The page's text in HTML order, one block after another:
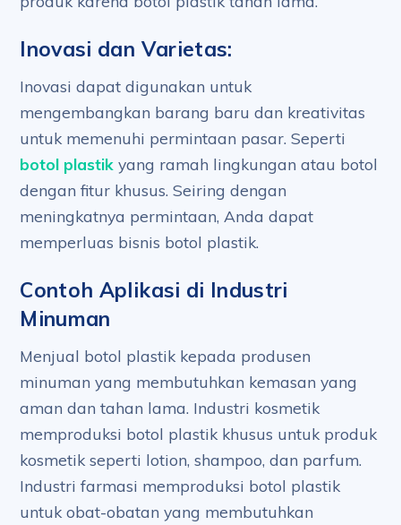
Inovasi dan Varietas:
Inovasi dapat digunakan untuk
mengembangkan barang baru dan kreativitas
untuk memenuhi permintaan pasar. Seperti
botol plastik yang ramah lingkungan atau botol
dengan fitur khusus. Seiring dengan
meningkatnya permintaan, Anda dapat
memperluas bisnis botol plastik.
Contoh Aplikasi di Industri
Minuman
Menjual botol plastik kepada produsen
minuman yang membutuhkan kemasan yang
aman dan tahan lama. Industri kosmetik
memproduksi botol plastik khusus untuk produk
kosmetik seperti lotion, shampoo, dan parfum.
Industri farmasi memproduksi botol plastik
untuk obat-obatan yang membutuhkan